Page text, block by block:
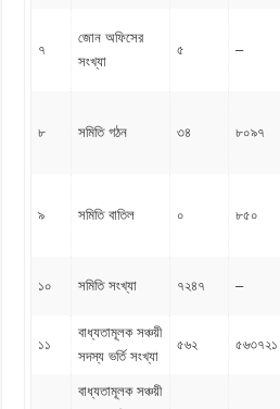
৭
জোন অফিসের
সংখ্যা
৫ –
৮ সমিতি গঠন ৩৪ ৮০৯৭
৯ সমিতি বাতিল ০ ৮৫০
১০ সমিতি সংখ্যা ৭২৪৭ –
১১
বাধ্যতামূলক সঞ্চয়ী
সদস্য ভর্তি সংখ্যা
৫৬২ ৫৬৩৭২১
বাধ্যতামূলক সঞ্চয়ী